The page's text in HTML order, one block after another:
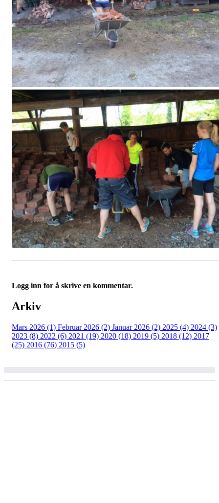
Logg inn for å skrive en kommentar.
Arkiv
Mars 2026 (1) Februar 2026 (2) Januar 2026 (2) 2025 (4) 2024 (3)
2023 (8) 2022 (6) 2021 (19) 2020 (18) 2019 (5) 2018 (12) 2017
(25) 2016 (76) 2015 (5)